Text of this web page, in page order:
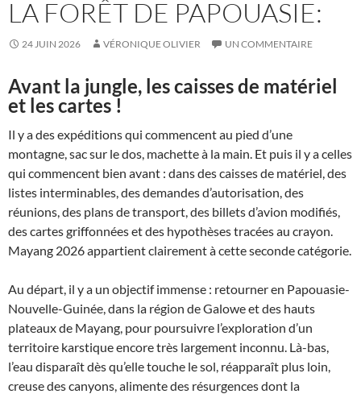
LA FORÊT DE PAPOUASIE:
24 JUIN 2026 VÉRONIQUE OLIVIER UN COMMENTAIRE
Avant la jungle, les caisses de matériel
et les cartes !
Il y a des expéditions qui commencent au pied d’une
montagne, sac sur le dos, machette à la main. Et puis il y a celles
qui commencent bien avant : dans des caisses de matériel, des
listes interminables, des demandes d’autorisation, des
réunions, des plans de transport, des billets d’avion modifiés,
des cartes griffonnées et des hypothèses tracées au crayon.
Mayang 2026 appartient clairement à cette seconde catégorie.
Au départ, il y a un objectif immense : retourner en Papouasie-
Nouvelle-Guinée, dans la région de Galowe et des hauts
plateaux de Mayang, pour poursuivre l’exploration d’un
territoire karstique encore très largement inconnu. Là-bas,
l’eau disparaît dès qu’elle touche le sol, réapparaît plus loin,
creuse des canyons, alimente des résurgences dont la